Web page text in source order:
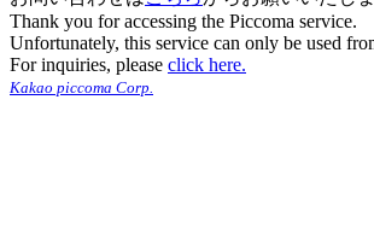
Thank you for accessing the Piccoma service.
Unfortunately, this service can only be used
For inquiries, please click here.
Kakao piccoma Corp.